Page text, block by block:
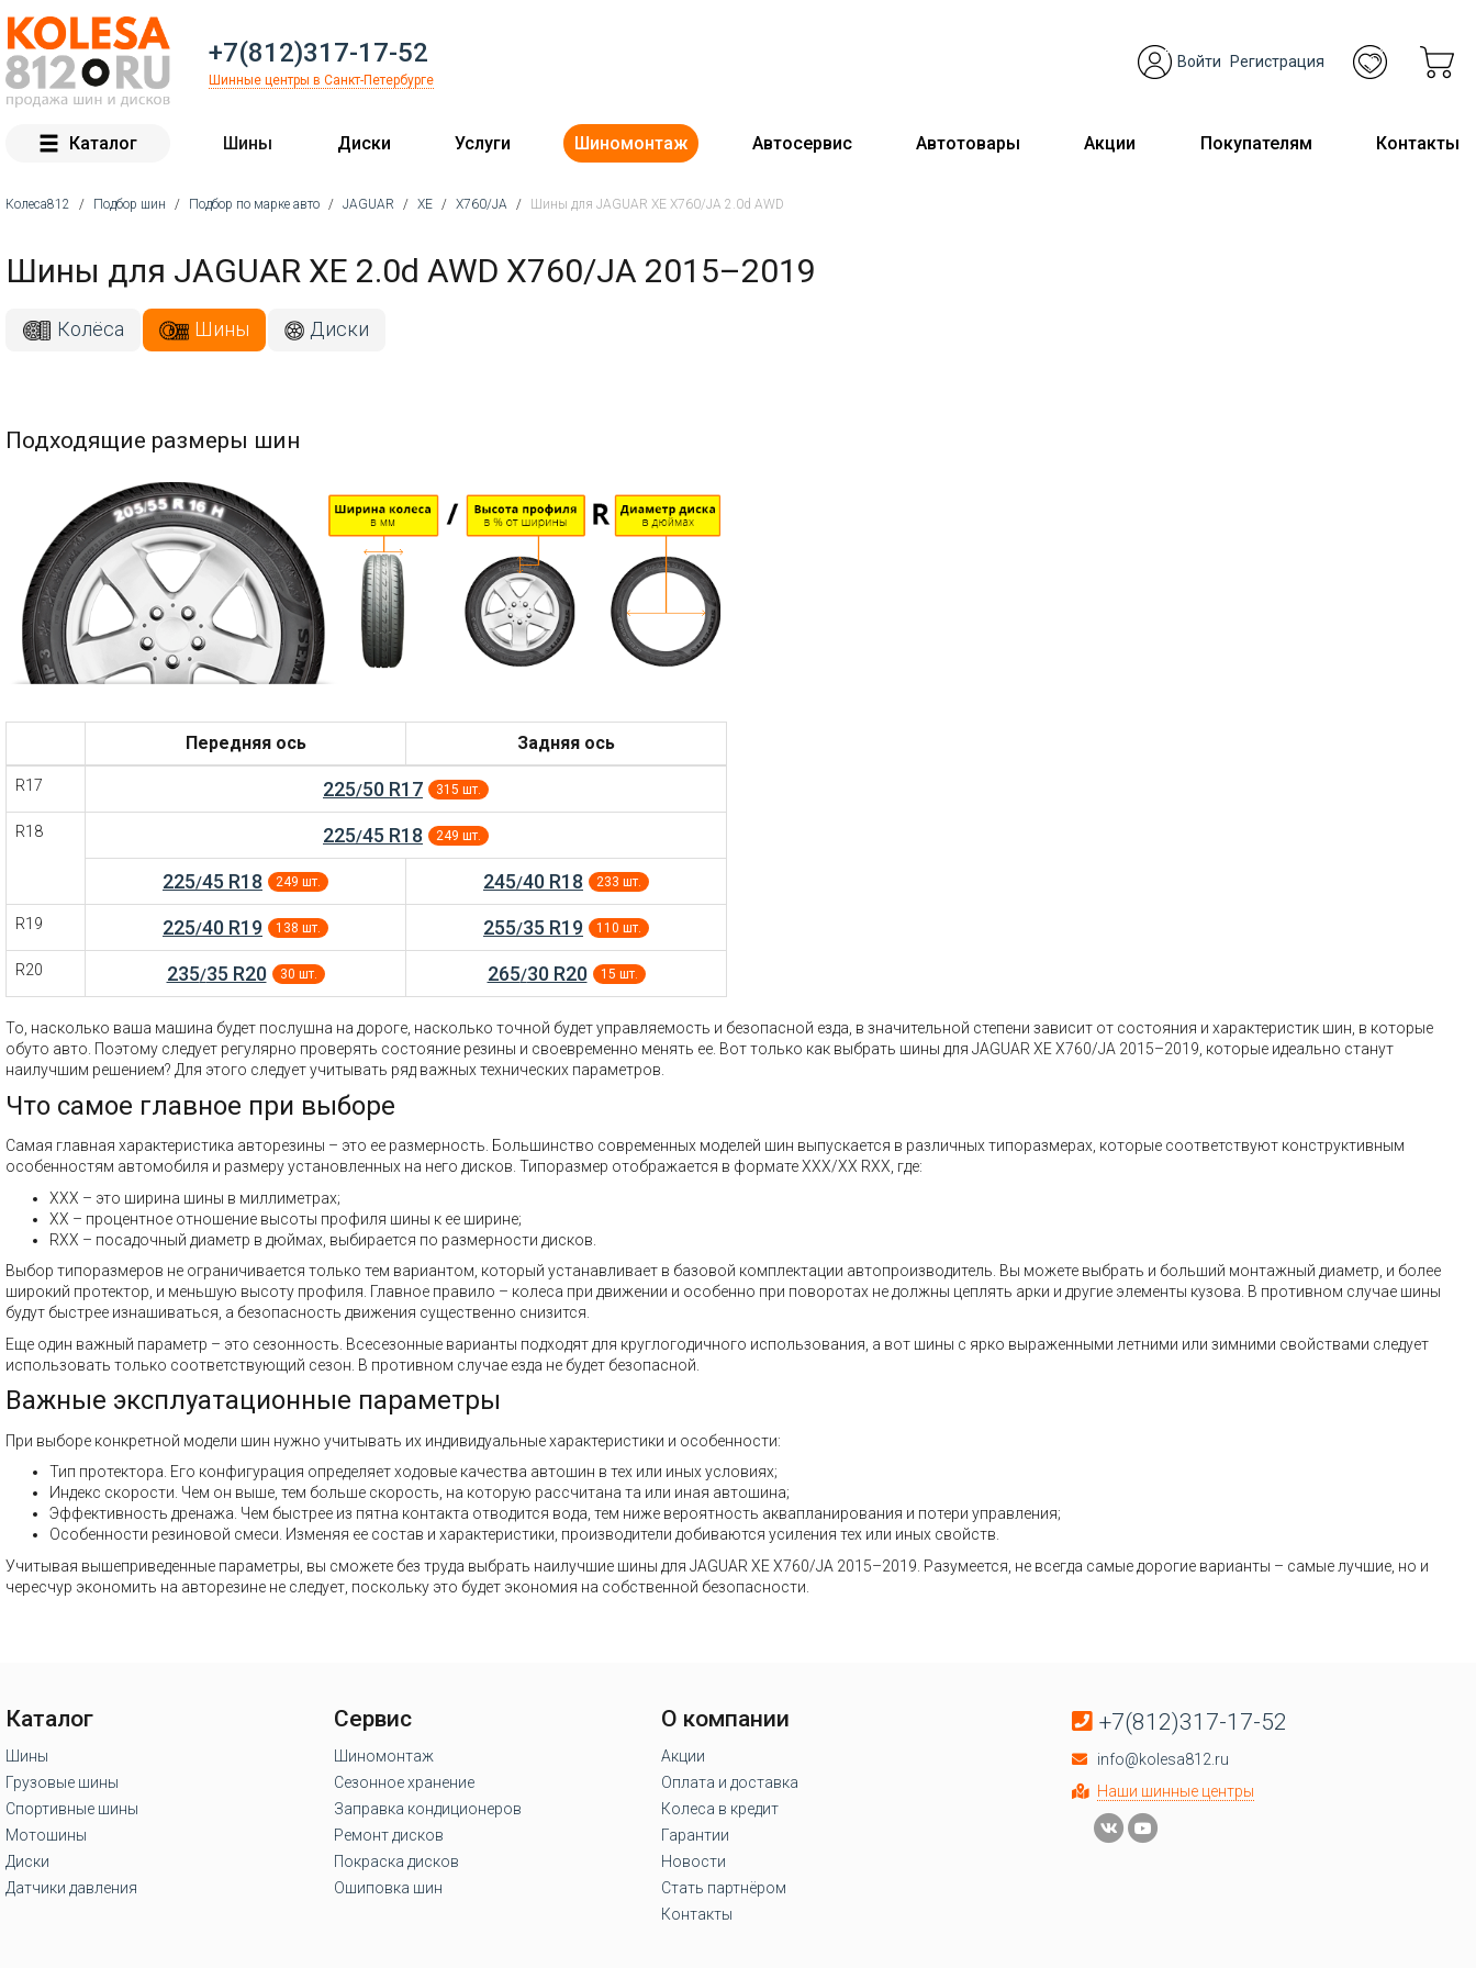
+7(812)317-17-52
Шинные центры в Санкт-Петербурге
Войти Регистрация
Каталог Шины Диски Услуги Шиномонтаж Автосервис Автотовары Акции Покупателям Контакты
Колеса812 / Подбор шин / Подбор по марке авто / JAGUAR / XE / X760/JA / Шины для JAGUAR XE X760/JA 2.0d AWD
Шины для JAGUAR XE 2.0d AWD X760/JA 2015–2019
Колёса Шины Диски
Подходящие размеры шин
Передняя ось Задняя ось
R17 225/50 R17 315 шт.
R18 225/45 R18 249 шт.
225/45 R18 249 шт. 245/40 R18 233 шт.
R19 225/40 R19 138 шт. 255/35 R19 110 шт.
R20 235/35 R20 30 шт. 265/30 R20 15 шт.
То, насколько ваша машина будет послушна на дороге, насколько точной будет управляемость и безопасной езда, в значительной степени зависит от состояния и характеристик шин, в которые
обуто авто. Поэтому следует регулярно проверять состояние резины и своевременно менять ее. Вот только как выбрать шины для JAGUAR XE X760/JA 2015–2019, которые идеально станут
наилучшим решением? Для этого следует учитывать ряд важных технических параметров.
Что самое главное при выборе
Самая главная характеристика авторезины – это ее размерность. Большинство современных моделей шин выпускается в различных типоразмерах, которые соответствуют конструктивным
особенностям автомобиля и размеру установленных на него дисков. Типоразмер отображается в формате XXX/XX RXX, где:
XXX – это ширина шины в миллиметрах;
XX – процентное отношение высоты профиля шины к ее ширине;
RXX – посадочный диаметр в дюймах, выбирается по размерности дисков.
Выбор типоразмеров не ограничивается только тем вариантом, который устанавливает в базовой комплектации автопроизводитель. Вы можете выбрать и больший монтажный диаметр, и более
широкий протектор, и меньшую высоту профиля. Главное правило – колеса при движении и особенно при поворотах не должны цеплять арки и другие элементы кузова. В противном случае шины
будут быстрее изнашиваться, а безопасность движения существенно снизится.
Еще один важный параметр – это сезонность. Всесезонные варианты подходят для круглогодичного использования, а вот шины с ярко выраженными летними или зимними свойствами следует
использовать только соответствующий сезон. В противном случае езда не будет безопасной.
Важные эксплуатационные параметры
При выборе конкретной модели шин нужно учитывать их индивидуальные характеристики и особенности:
Тип протектора. Его конфигурация определяет ходовые качества автошин в тех или иных условиях;
Индекс скорости. Чем он выше, тем больше скорость, на которую рассчитана та или иная автошина;
Эффективность дренажа. Чем быстрее из пятна контакта отводится вода, тем ниже вероятность аквапланирования и потери управления;
Особенности резиновой смеси. Изменяя ее состав и характеристики, производители добиваются усиления тех или иных свойств.
Учитывая вышеприведенные параметры, вы сможете без труда выбрать наилучшие шины для JAGUAR XE X760/JA 2015–2019. Разумеется, не всегда самые дорогие варианты – самые лучшие, но и
чересчур экономить на авторезине не следует, поскольку это будет экономия на собственной безопасности.
Каталог
Шины
Грузовые шины
Спортивные шины
Мотошины
Диски
Датчики давления
Сервис
Шиномонтаж
Сезонное хранение
Заправка кондиционеров
Ремонт дисков
Покраска дисков
Ошиповка шин
О компании
Акции
Оплата и доставка
Колеса в кредит
Гарантии
Новости
Стать партнёром
Контакты
+7(812)317-17-52
info@kolesa812.ru
Наши шинные центры